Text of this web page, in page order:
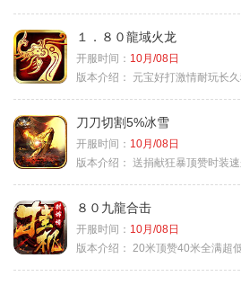
１．８０龍域火龙
开服时间： 10月/08日
版本介绍：
元宝好打激情耐玩长
刀刀切割5%冰雪
开服时间： 10月/08日
版本介绍： 送捐献狂暴顶赞时装速
８０九龍合击
开服时间： 10月/08日
版本介绍： 20米顶赞40米全满超